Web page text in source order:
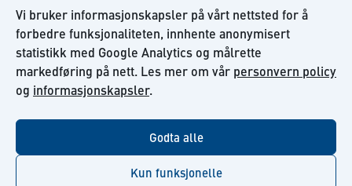
Vi bruker informasjonskapsler på vårt nettsted for å
forbedre funksjonaliteten, innhente anonymisert
statistikk med Google Analytics og målrette
markedføring på nett. Les mer om vår personvern policy
og informasjonskapsler.
Godta alle
Kun funksjonelle
Salgsbetingelser
Nyhetsbrev påmelding